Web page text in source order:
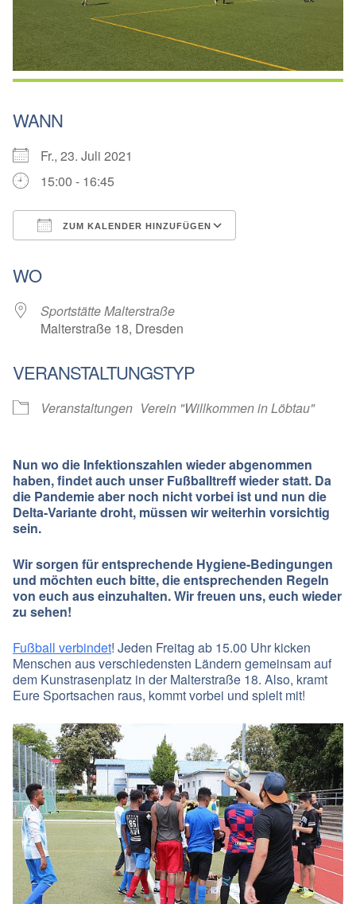
WANN
Fr., 23. Juli 2021
15:00 - 16:45
ZUM KALENDER HINZUFÜGEN
WO
Sportstätte Malterstraße
Malterstraße 18, Dresden
VERANSTALTUNGSTYP
Veranstaltungen Verein "Willkommen in Löbtau"
Nun wo die Infektionszahlen wieder abgenommen
haben, findet auch unser Fußballtreff wieder statt. Da
die Pandemie aber noch nicht vorbei ist und nun die
Delta-Variante droht, müssen wir weiterhin vorsichtig
sein.
Wir sorgen für entsprechende Hygiene-Bedingungen
und möchten euch bitte, die entsprechenden Regeln
von euch aus einzuhalten. Wir freuen uns, euch wieder
zu sehen!
Fußball verbindet! Jeden Freitag ab 15.00 Uhr kicken
Menschen aus verschiedensten Ländern gemeinsam auf
dem Kunstrasenplatz in der Malterstraße 18. Also, kramt
Eure Sportsachen raus, kommt vorbei und spielt mit!